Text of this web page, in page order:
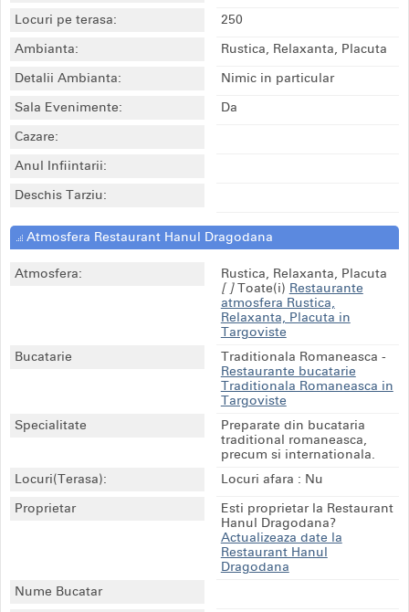
Locuri pe terasa:
250
Ambianta:
Rustica, Relaxanta, Placuta
Detalii Ambianta:
Nimic in particular
Sala Evenimente:
Da
Cazare:
Anul Infiintarii:
Deschis Tarziu:
Atmosfera Restaurant Hanul Dragodana
Atmosfera:
Rustica, Relaxanta, Placuta
[ ]Toate(i) Restaurante
atmosfera Rustica,
Relaxanta, Placuta in
Targoviste
Bucatarie
Traditionala Romaneasca -
Restaurante bucatarie
Traditionala Romaneasca in
Targoviste
Specialitate
Preparate din bucataria
traditional romaneasca,
precum si internationala.
Locuri(Terasa):
Locuri afara : Nu
Proprietar
Esti proprietar la Restaurant
Hanul Dragodana?
Actualizeaza date la
Restaurant Hanul
Dragodana
Nume Bucatar